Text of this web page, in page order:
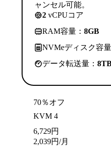
ャンセル可能。
2 vCPUコア
RAM容量： 8GB
NVMeディスク容量
データ転送量：
70％オフ
KVM 4
6,729円
2,039円/月